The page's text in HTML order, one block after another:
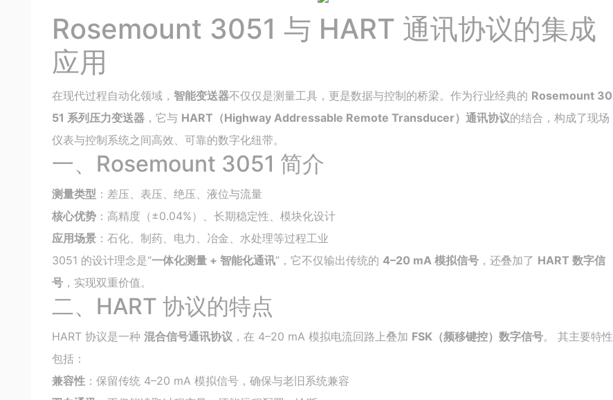
Rosemount 3051 与 HART 通讯协议的集成
应用
在现代过程自动化领域，智能变送器不仅仅是测量工具，更是数据与控制的桥梁。作为行业经典的 Rosemount 30
51 系列压力变送器 ，它与 HART（Highway Addressable Remote Transducer）通讯协议的结合，构成了现场
仪表与控制系统之间高效、可靠的数字化纽带。
一、Rosemount 3051 简介
测量类型 ：差压、表压、绝压、液位与流量
核心优势 ：高精度（±0.04%）、长期稳定性、模块化设计
应用场景 ：石化、制药、电力、冶金、水处理等过程工业
3051 的设计理念是“一体化测量 + 智能化通讯”，它不仅输出传统的 4–20 mA 模拟信号 ，还叠加了 HART 数字信
号 ，实现双重价值。
二、HART 协议的特点
HART 协议是一种混合信号通讯协议 ，在 4–20 mA 模拟电流回路上叠加 FSK（频移键控）数字信号。 其主要特性
包括：
兼容性 ：保留传统 4–20 mA 模拟信号，确保与老旧系统兼容